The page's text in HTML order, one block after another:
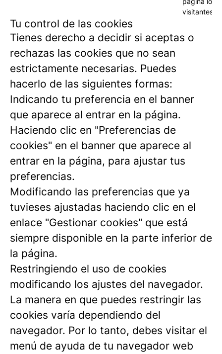
visitantes.
Tu control de las cookies
Tienes derecho a decidir si aceptas o
rechazas las cookies que no sean
estrictamente necesarias. Puedes
hacerlo de las siguientes formas:
Indicando tu preferencia en el banner
que aparece al entrar en la página.
Haciendo clic en "Preferencias de
cookies" en el banner que aparece al
entrar en la página, para ajustar tus
preferencias.
Modificando las preferencias que ya
tuvieses ajustadas haciendo clic en el
enlace "Gestionar cookies" que está
siempre disponible en la parte inferior de
la página.
Restringiendo el uso de cookies
modificando los ajustes del navegador.
La manera en que puedes restringir las
cookies varía dependiendo del
navegador. Por lo tanto, debes visitar el
menú de ayuda de tu navegador web